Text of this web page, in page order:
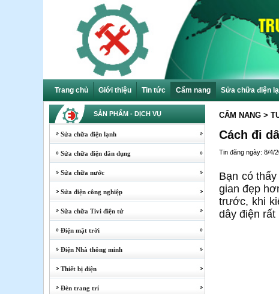
Trang chủ Giới thiệu Tin tức Cẩm nang Sửa chữa điện
SẢN PHẨM - DỊCH VỤ
Sửa chữa điện lạnh
Sửa chữa điện dân dụng
Sửa chữa nước
Sửa điện công nghiệp
Sữa chữa Tivi điện tử
Điện mặt trời
Điện Nhà thông minh
Thiết bị điện
Đèn trang trí
CẨM NANG >
Cách đi
Tin đăng ngày: 8/4/
Bạn có
gian đẹp
trước, khi
dây điện